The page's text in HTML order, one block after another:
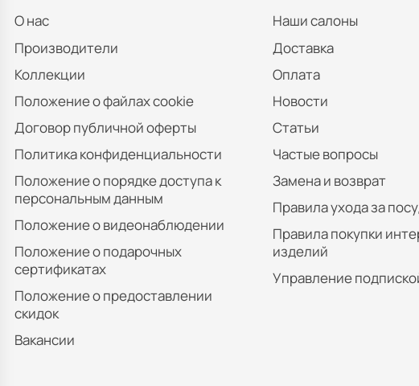
О нас
Производители
Коллекции
Положение о файлах cookie
Договор публичной оферты
Политика конфиденциальности
Положение о порядке доступа к
персональным данным
Положение о видеонаблюдении
Положение о подарочных
сертификатах
Положение о предоставлении
скидок
Вакансии
Наши салоны
Доставка
Оплата
Новости
Статьи
Частые вопросы
Замена и возврат
Правила ухода за
Правила покупки
изделий
Управление